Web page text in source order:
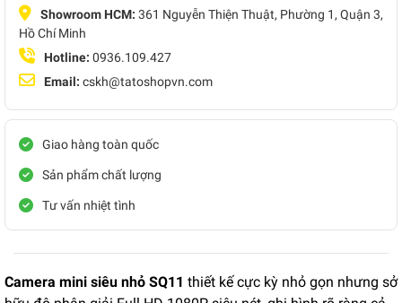
Showroom HCM: 361 Nguyễn Thiện Thuật, Phường 1, Quận 3,
Hồ Chí Minh
Hotline: 0936.109.427
Email: cskh@tatoshopvn.com
Giao hàng toàn quốc
Sản phẩm chất lượng
Tư vấn nhiệt tình
Camera mini siêu nhỏ SQ11 thiết kế cực kỳ nhỏ gọn nhưng sở